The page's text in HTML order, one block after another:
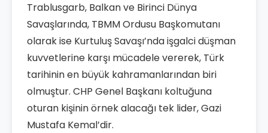
Trablusgarb, Balkan ve Birinci Dünya
Savaşlarında, TBMM Ordusu Başkomutanı
olarak ise Kurtuluş Savaşı’nda işgalci düşman
kuvvetlerine karşı mücadele vererek, Türk
tarihinin en büyük kahramanlarından biri
olmuştur. CHP Genel Başkanı koltuğuna
oturan kişinin örnek alacağı tek lider, Gazi
Mustafa Kemal’dir.